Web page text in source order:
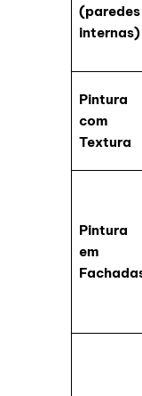
(paredes
internas)
Pintura
com
Textura
Pintura
em